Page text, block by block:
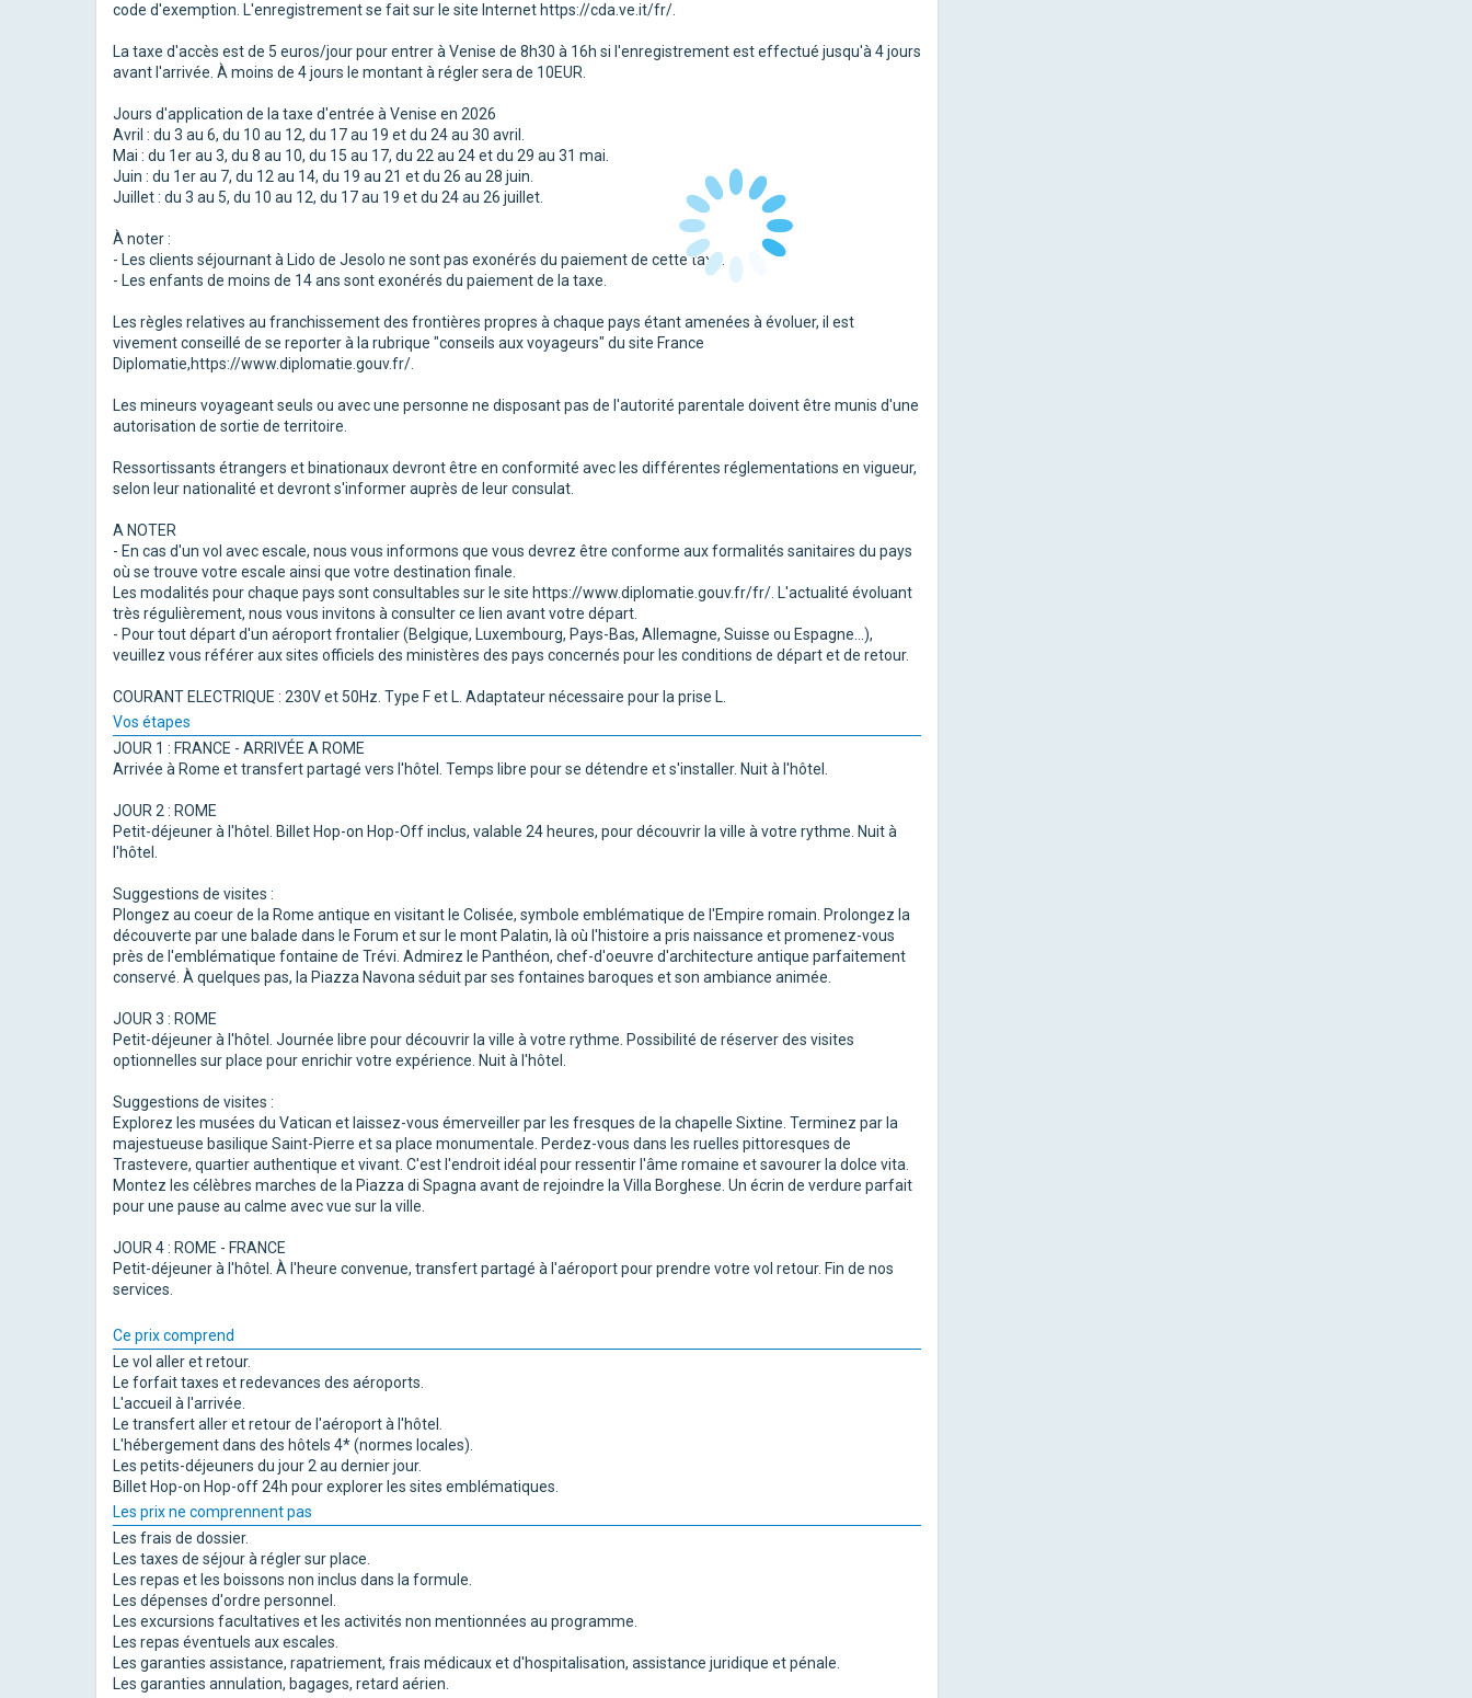
code d'exemption. L'enregistrement se fait sur le site Internet https://cda.ve.it/fr/.
La taxe d'accès est de 5 euros/jour pour entrer à Venise de 8h30 à 16h si l'enregistrement est effectué jusqu'à 4 jours
avant l'arrivée. À moins de 4 jours le montant à régler sera de 10EUR.
Jours d'application de la taxe d'entrée à Venise en 2026
Avril : du 3 au 6, du 10 au 12, du 17 au 19 et du 24 au 30 avril.
Mai : du 1er au 3, du 8 au 10, du 15 au 17, du 22 au 24 et du 29 au 31 mai.
Juin : du 1er au 7, du 12 au 14, du 19 au 21 et du 26 au 28 juin.
Juillet : du 3 au 5, du 10 au 12, du 17 au 19 et du 24 au 26 juillet.
À noter :
- Les clients séjournant à Lido de Jesolo ne sont pas exonérés du paiement de cette taxe.
- Les enfants de moins de 14 ans sont exonérés du paiement de la taxe.
Les règles relatives au franchissement des frontières propres à chaque pays étant amenées à évoluer, il est
vivement conseillé de se reporter à la rubrique "conseils aux voyageurs" du site France
Diplomatie,https://www.diplomatie.gouv.fr/.
Les mineurs voyageant seuls ou avec une personne ne disposant pas de l'autorité parentale doivent être munis d'une
autorisation de sortie de territoire.
Ressortissants étrangers et binationaux devront être en conformité avec les différentes réglementations en vigueur,
selon leur nationalité et devront s'informer auprès de leur consulat.
A NOTER
- En cas d'un vol avec escale, nous vous informons que vous devrez être conforme aux formalités sanitaires du pays
où se trouve votre escale ainsi que votre destination finale.
Les modalités pour chaque pays sont consultables sur le site https://www.diplomatie.gouv.fr/fr/. L'actualité évoluant
très régulièrement, nous vous invitons à consulter ce lien avant votre départ.
- Pour tout départ d'un aéroport frontalier (Belgique, Luxembourg, Pays-Bas, Allemagne, Suisse ou Espagne...),
veuillez vous référer aux sites officiels des ministères des pays concernés pour les conditions de départ et de retour.
COURANT ELECTRIQUE : 230V et 50Hz. Type F et L. Adaptateur nécessaire pour la prise L.
Vos étapes
JOUR 1 : FRANCE - ARRIVÉE A ROME
Arrivée à Rome et transfert partagé vers l'hôtel. Temps libre pour se détendre et s'installer. Nuit à l'hôtel.
JOUR 2 : ROME
Petit-déjeuner à l'hôtel. Billet Hop-on Hop-Off inclus, valable 24 heures, pour découvrir la ville à votre rythme. Nuit à
l'hôtel.
Suggestions de visites :
Plongez au coeur de la Rome antique en visitant le Colisée, symbole emblématique de l'Empire romain. Prolongez la
découverte par une balade dans le Forum et sur le mont Palatin, là où l'histoire a pris naissance et promenez-vous
près de l'emblématique fontaine de Trévi. Admirez le Panthéon, chef-d'oeuvre d'architecture antique parfaitement
conservé. À quelques pas, la Piazza Navona séduit par ses fontaines baroques et son ambiance animée.
JOUR 3 : ROME
Petit-déjeuner à l'hôtel. Journée libre pour découvrir la ville à votre rythme. Possibilité de réserver des visites
optionnelles sur place pour enrichir votre expérience. Nuit à l'hôtel.
Suggestions de visites :
Explorez les musées du Vatican et laissez-vous émerveiller par les fresques de la chapelle Sixtine. Terminez par la
majestueuse basilique Saint-Pierre et sa place monumentale. Perdez-vous dans les ruelles pittoresques de
Trastevere, quartier authentique et vivant. C'est l'endroit idéal pour ressentir l'âme romaine et savourer la dolce vita.
Montez les célèbres marches de la Piazza di Spagna avant de rejoindre la Villa Borghese. Un écrin de verdure parfait
pour une pause au calme avec vue sur la ville.
JOUR 4 : ROME - FRANCE
Petit-déjeuner à l'hôtel. À l'heure convenue, transfert partagé à l'aéroport pour prendre votre vol retour. Fin de nos
services.
Ce prix comprend
Le vol aller et retour.
Le forfait taxes et redevances des aéroports.
L'accueil à l'arrivée.
Le transfert aller et retour de l'aéroport à l'hôtel.
L'hébergement dans des hôtels 4* (normes locales).
Les petits-déjeuners du jour 2 au dernier jour.
Billet Hop-on Hop-off 24h pour explorer les sites emblématiques.
Les prix ne comprennent pas
Les frais de dossier.
Les taxes de séjour à régler sur place.
Les repas et les boissons non inclus dans la formule.
Les dépenses d'ordre personnel.
Les excursions facultatives et les activités non mentionnées au programme.
Les repas éventuels aux escales.
Les garanties assistance, rapatriement, frais médicaux et d'hospitalisation, assistance juridique et pénale.
Les garanties annulation, bagages, retard aérien.